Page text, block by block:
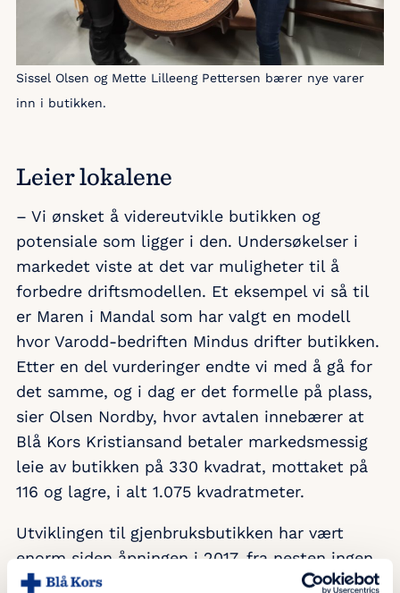
Sissel Olsen og Mette Lilleeng Pettersen bærer nye varer
inn i butikken.
Leier lokalene
– Vi ønsket å videreutvikle butikken og
potensiale som ligger i den. Undersøkelser i
markedet viste at det var muligheter til å
forbedre driftsmodellen. Et eksempel vi så til
er Maren i Mandal som har valgt en modell
hvor Varodd-bedriften Mindus drifter butikken.
Etter en del vurderinger endte vi med å gå for
det samme, og i dag er det formelle på plass,
sier Olsen Nordby, hvor avtalen innebærer at
Blå Kors Kristiansand betaler markedsmessig
leie av butikken på 330 kvadrat, mottaket på
116 og lagre, i alt 1.075 kvadratmeter.
Utviklingen til gjenbruksbutikken har vært
enorm siden åpningen i 2017, fra nesten ingen
produkter og gjenstander, til at totalmengden